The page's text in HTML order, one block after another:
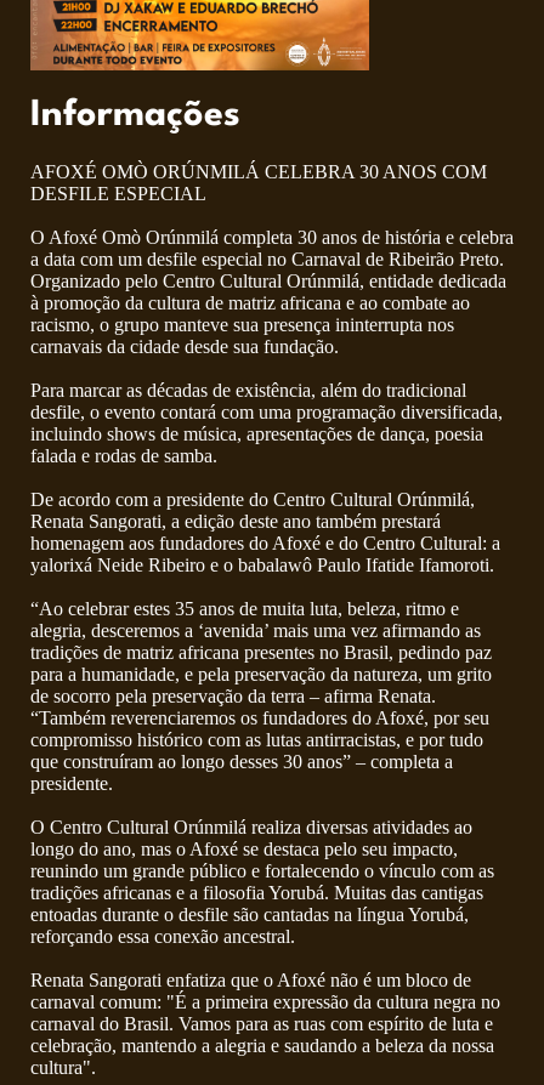
Informações
AFOXÉ OMÒ ORÚNMILÁ CELEBRA 30 ANOS COM
DESFILE ESPECIAL
O Afoxé Omò Orúnmilá completa 30 anos de história e celebra
a data com um desfile especial no Carnaval de Ribeirão Preto.
Organizado pelo Centro Cultural Orúnmilá, entidade dedicada
à promoção da cultura de matriz africana e ao combate ao
racismo, o grupo manteve sua presença ininterrupta nos
carnavais da cidade desde sua fundação.
Para marcar as décadas de existência, além do tradicional
desfile, o evento contará com uma programação diversificada,
incluindo shows de música, apresentações de dança, poesia
falada e rodas de samba.
De acordo com a presidente do Centro Cultural Orúnmilá,
Renata Sangorati, a edição deste ano também prestará
homenagem aos fundadores do Afoxé e do Centro Cultural: a
yalorixá Neide Ribeiro e o babalawô Paulo Ifatide Ifamoroti.
“Ao celebrar estes 35 anos de muita luta, beleza, ritmo e
alegria, desceremos a ‘avenida’ mais uma vez afirmando as
tradições de matriz africana presentes no Brasil, pedindo paz
para a humanidade, e pela preservação da natureza, um grito
de socorro pela preservação da terra – afirma Renata.
“Também reverenciaremos os fundadores do Afoxé, por seu
compromisso histórico com as lutas antirracistas, e por tudo
que construíram ao longo desses 30 anos” – completa a
presidente.
O Centro Cultural Orúnmilá realiza diversas atividades ao
longo do ano, mas o Afoxé se destaca pelo seu impacto,
reunindo um grande público e fortalecendo o vínculo com as
tradições africanas e a filosofia Yorubá. Muitas das cantigas
entoadas durante o desfile são cantadas na língua Yorubá,
reforçando essa conexão ancestral.
Renata Sangorati enfatiza que o Afoxé não é um bloco de
carnaval comum: "É a primeira expressão da cultura negra no
carnaval do Brasil. Vamos para as ruas com espírito de luta e
celebração, mantendo a alegria e saudando a beleza da nossa
cultura".